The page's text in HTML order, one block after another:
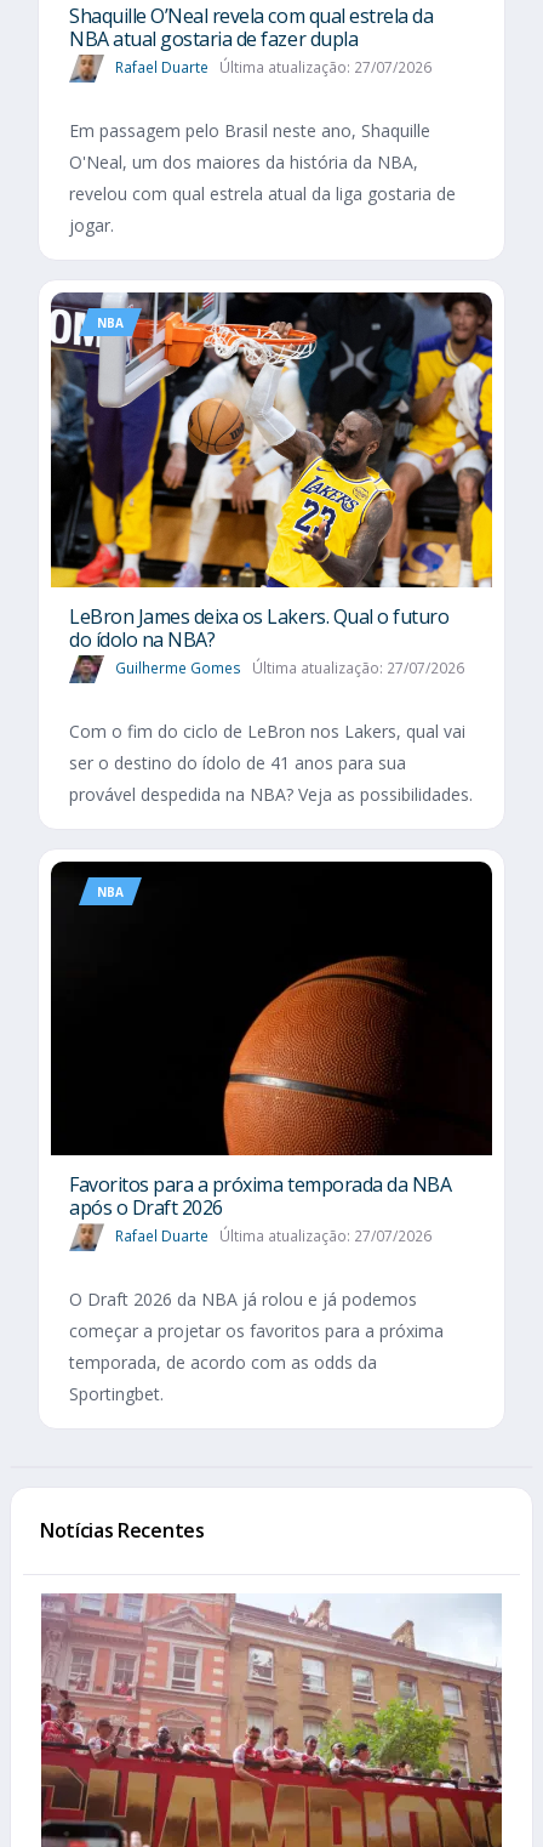
Shaquille O’Neal revela com qual estrela da
NBA atual gostaria de fazer dupla
Rafael Duarte Última atualização: 27/07/2026
Em passagem pelo Brasil neste ano, Shaquille
O'Neal, um dos maiores da história da NBA,
revelou com qual estrela atual da liga gostaria de
jogar.
NBA
LeBron James deixa os Lakers. Qual o futuro
do ídolo na NBA?
Guilherme Gomes Última atualização: 27/07/2026
Com o fim do ciclo de LeBron nos Lakers, qual vai
ser o destino do ídolo de 41 anos para sua
provável despedida na NBA? Veja as possibilidades.
NBA
Favoritos para a próxima temporada da NBA
após o Draft 2026
Rafael Duarte Última atualização: 27/07/2026
O Draft 2026 da NBA já rolou e já podemos
começar a projetar os favoritos para a próxima
temporada, de acordo com as odds da
Sportingbet.
Notícias Recentes